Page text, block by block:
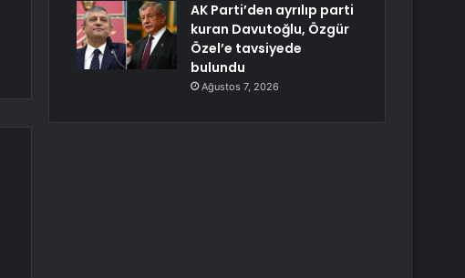
AK Parti’den ayrılıp parti
kuran Davutoğlu, Özgür
Özel’e tavsiyede
bulundu
Ağustos 7, 2026